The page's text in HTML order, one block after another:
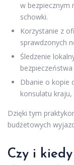
w bezpiecznym
schowki.
Korzystanie z
sprawdzonych
Śledzenie
Dbanie o kopie
konsulatu
Dzięki tym
budżetowych
Czy i